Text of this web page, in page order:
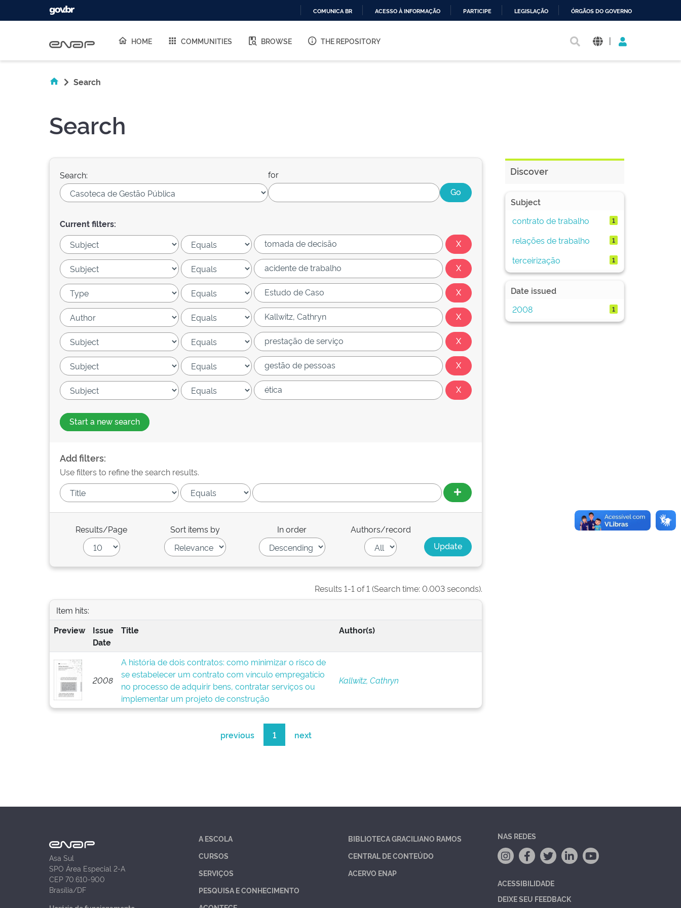
O
COMUNICA BR ACESSO À INFORMAÇÃO PARTICIPE LEGISLAÇÃO ÓRGÃOS DO GOVERNO
HOME COMMUNITIES BROWSE THE REPOSITORY |
Search
Search
Search: for
Current filters:
Start a new search
Add filters:
Use filters to refine the search results.
Results/Page Sort items by In order Authors/record
Results 1-1 of 1 (Search time: 0.003 seconds).
Item hits:
Preview
Issue
Date
Title Author(s)
2008
A história de dois contratos: como minimizar o risco de
se estabelecer um contrato com vínculo empregatício
no processo de adquirir bens, contratar serviços ou
implementar um projeto de construção
Kallwitz, Cathryn
previous 1 next
Discover
Subject
contrato de trabalho
1
relações de trabalho 1
terceirização 1
Date issued
2008
1
Asa Sul
SPO Área Especial 2-A
CEP 70.610-900
Brasília/DF
A ESCOLA
CURSOS
SERVIÇOS
PESQUISA E CONHECIMENTO
BIBLIOTECA GRACILIANO RAMOS
CENTRAL DE CONTEÚDO
ACERVO ENAP
NAS REDES
ACESSIBILIDADE
DEIXE SEU FEEDBACK